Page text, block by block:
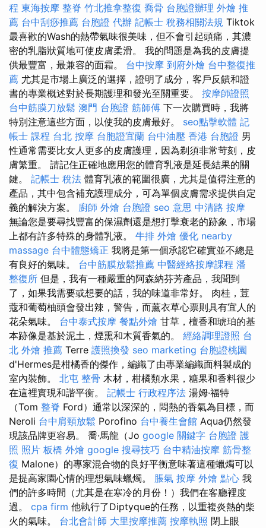
程 東海按摩 整脊 竹北推拿整復 喬骨 台胞證辦理 外燴 推
薦 台中刮痧推薦 台胞證 代辦 記帳士 稅務相關法規 Tiktok
最喜歡的Wash的熱帶氣味很美味，但不會引起頭痛，其濃
密的乳脂狀質地可使皮膚柔滑。 我的問題是為我的皮膚提
供最豐富，最兼容的面霜。 台中按摩 到府外燴 台中整復推
薦 尤其是市場上廣泛的選擇，證明了成分，客戶反饋和證
書的專業概述對於長期護理和發光至關重要。 按摩師證照
台中筋膜刀放鬆 澳門 台胞證 筋師傅 下一次購買時，我將
特別注意這些方面，以使我的皮膚最好。 seo點擊軟體 記
帳士 課程 台北 按摩 台胞證宜蘭 台中油壓 香港 台胞證 男
性通常需要比女人更多的皮膚護理，因為剃須非常苛刻，皮
膚繁重。 請記住正確地應用您的體育乳液是延長結果的關
鍵。 記帳士 稅法 體育乳液的範圍很廣，尤其是值得注意的
產品，其中包含補充護理成分，可為單個皮膚需求提供自定
義的解決方案。 廚師 外燴 台胞證 seo 意思 中清路 按摩
無論您是要尋找豐富的保濕劑還是想打擊衰老的跡象，市場
上都有許多特殊的身體乳液。 牛排 外燴 優化 nearby
massage 台中體態矯正 我將是第一個承認它確實並不總是
有良好的氣味。 台中筋膜放鬆推薦 中醫經絡按摩課程 潘
整復所 但是，我有一種嚴重的阿森納芬芳產品，我聞到
了，如果我需要或想要的話，我的味道非常好。 肉桂，荳
蔻和葡萄柚頭會發出辣，警告，而薰衣草心票則具有宜人的
花朵氣味。 台中泰式按摩 餐點外燴 甘草，檀香和琥珀的基
本跡像是基於泥土，煙熏和木質香氣的。 經絡調理證照 台
北 外燴 推薦 Terre 護照換發 seo marketing 台胞證桃園
d'Hermes是柑橘香的傑作，編織了由專業編織面料製成的
室內裝飾。 北屯 整骨 木材，柑橘類水果，糖果和香料很少
在這裡實現和諧平衡。 記帳士 行政程序法 湯姆·福特
（Tom 整脊 Ford）通常以深深的，悶熱的香氣為目標，而
Neroli 台中肩頸放鬆 Porofino 台中養生會館 Aqua仍然發
現該品牌更容易。 喬·馬龍（Jo google 關鍵字 台胞證 護
照 照片 板橋 外燴 google 搜尋技巧 台中精油按摩 筋骨整
復 Malone）的專家混合物的良好平衡意味著這種蠟燭可以
是提高家園心情的理想氣味蠟燭。 脹氣 按摩 外燴 點心 我
們的許多時間（尤其是在寒冷的月份！）我們在客廳裡度
過。 cpa firm 他執行了Diptyque的任務，以重複炎熱的柴
火的氣味。 台北會計師 大里按摩推薦 按摩執照 閉上眼